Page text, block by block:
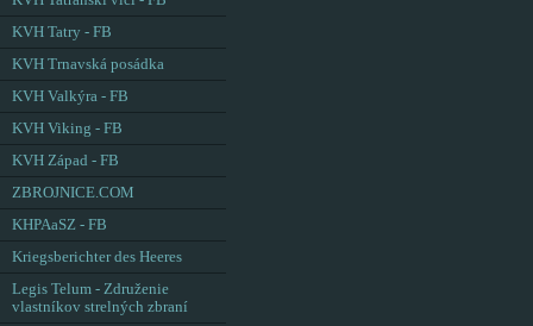
KVH Tatry - FB
KVH Trnavská posádka
KVH Valkýra - FB
KVH Viking - FB
KVH Západ - FB
ZBROJNICE.COM
KHPAaSZ - FB
Kriegsberichter des Heeres
Legis Telum - Združenie
vlastníkov strelných zbraní